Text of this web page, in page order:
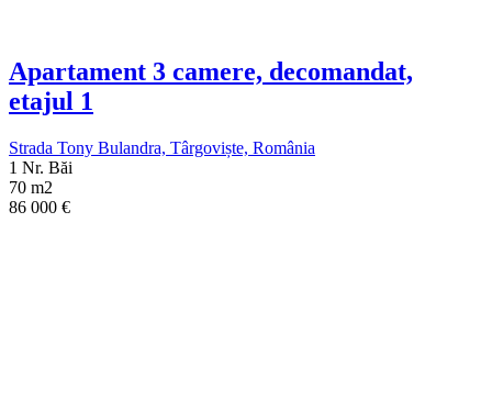
Apartament 3 camere, decomandat,
etajul 1
Strada Tony Bulandra, Târgoviște, România
1 Nr. Băi
70 m2
86 000 €